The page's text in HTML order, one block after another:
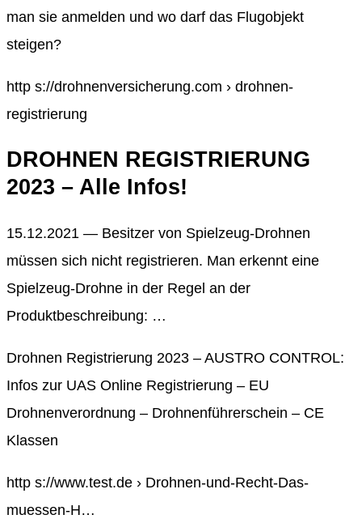
man sie anmelden und wo darf das Flugobjekt
steigen?
http s://drohnenversicherung.com › drohnen-
registrierung
DROHNEN REGISTRIERUNG
2023 – Alle Infos!
15.12.2021 — Besitzer von Spielzeug-Drohnen
müssen sich nicht registrieren. Man erkennt eine
Spielzeug-Drohne in der Regel an der
Produktbeschreibung: …
Drohnen Registrierung 2023 – AUSTRO CONTROL:
Infos zur UAS Online Registrierung – EU
Drohnenverordnung – Drohnenführerschein – CE
Klassen
http s://www.test.de › Drohnen-und-Recht-Das-
muessen-H…